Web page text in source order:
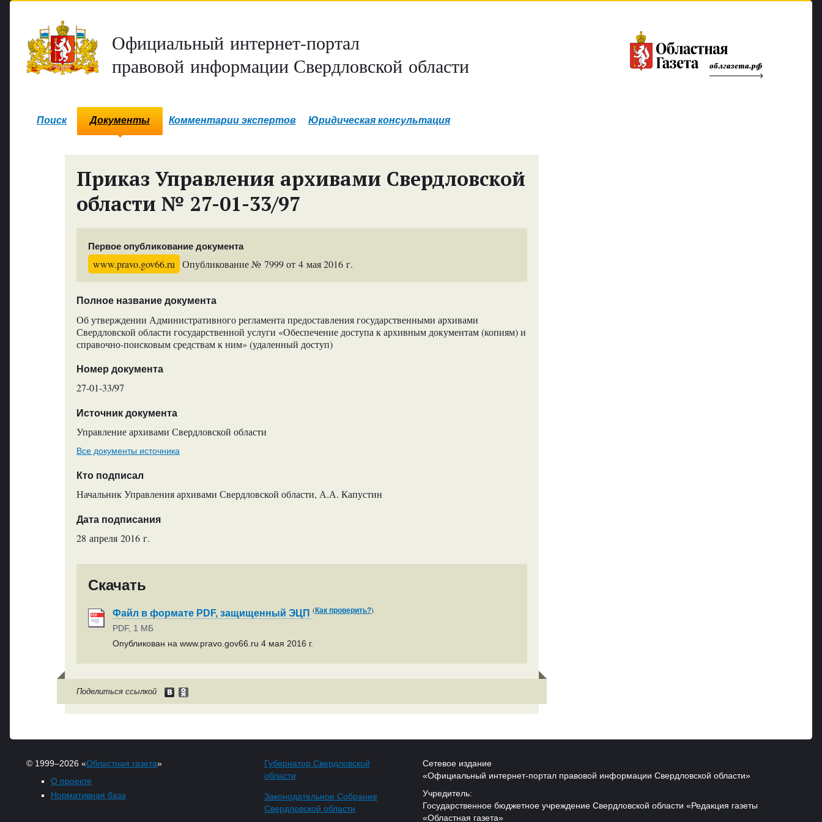
Официальный интернет-портал
правовой информации Свердловской области
Поиск Документы Комментарии экспертов Юридическая консультация
Приказ Управления архивами Свердловской
области № 27-01-33/97
Первое опубликование документа
www.pravo.gov66.ru Опубликование № 7999 от 4 мая 2016 г.
Полное название документа
Об утверждении Административного регламента предоставления государственными архивами
Свердловской области государственной услуги «Обеспечение доступа к архивным документам (копиям) и
справочно-поисковым средствам к ним» (удаленный доступ)
Номер документа
27-01-33/97
Источник документа
Управление архивами Свердловской области
Все документы источника
Кто подписал
Начальник Управления архивами Свердловской области, А.А. Капустин
Дата подписания
28 апреля 2016 г.
Скачать
Файл в формате PDF, защищенный ЭЦП (Как проверить?)
PDF, 1 МБ
Опубликован на www.pravo.gov66.ru 4 мая 2016 г.
Поделиться ссылкой
© 1999–2026 «Областная газета»
О проекте
Нормативная база
Губернатор Свердловской
области
Законодательное Собрание
Свердловской области
Сетевое издание
«Официальный интернет-портал правовой информации Свердловской области»
Учредитель:
Государственное бюджетное учреждение Свердловской области «Редакция газеты
«Областная газета»